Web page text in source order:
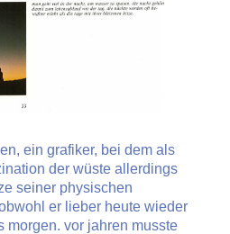
ein grafiker, bei dem als
der wüste allerdings
seiner physischen
er lieber heute wieder
morgen. vor jahren musste